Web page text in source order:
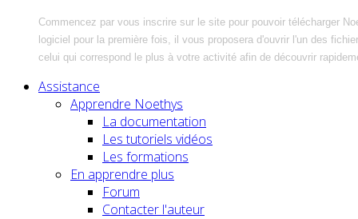
Commencez par vous inscrire sur le site pour pouvoir télécharger
logiciel pour la première fois, il vous proposera d'ouvrir l'un des
celui qui correspond le plus à votre activité afin de découvrir
Assistance
Apprendre Noethys
La documentation
Les tutoriels vidéos
Les formations
En apprendre plus
Forum
Contacter l'auteur